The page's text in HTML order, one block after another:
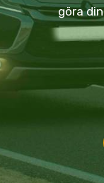
göra